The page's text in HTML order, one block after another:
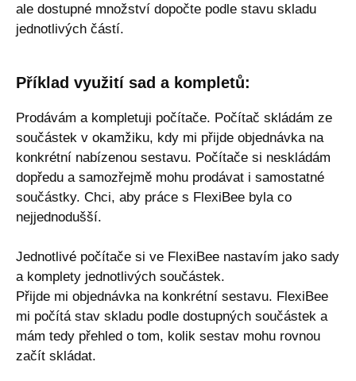
ale dostupné množství dopočte podle stavu skladu
jednotlivých částí.
Příklad využití sad a kompletů:
Prodávám a kompletuji počítače. Počítač skládám ze
součástek v okamžiku, kdy mi přijde objednávka na
konkrétní nabízenou sestavu. Počítače si neskládám
dopředu a samozřejmě mohu prodávat i samostatné
součástky. Chci, aby práce s FlexiBee byla co
nejjednodušší.
Jednotlivé počítače si ve FlexiBee nastavím jako sady
a komplety jednotlivých součástek.
Přijde mi objednávka na konkrétní sestavu. FlexiBee
mi počítá stav skladu podle dostupných součástek a
mám tedy přehled o tom, kolik sestav mohu rovnou
začít skládat.